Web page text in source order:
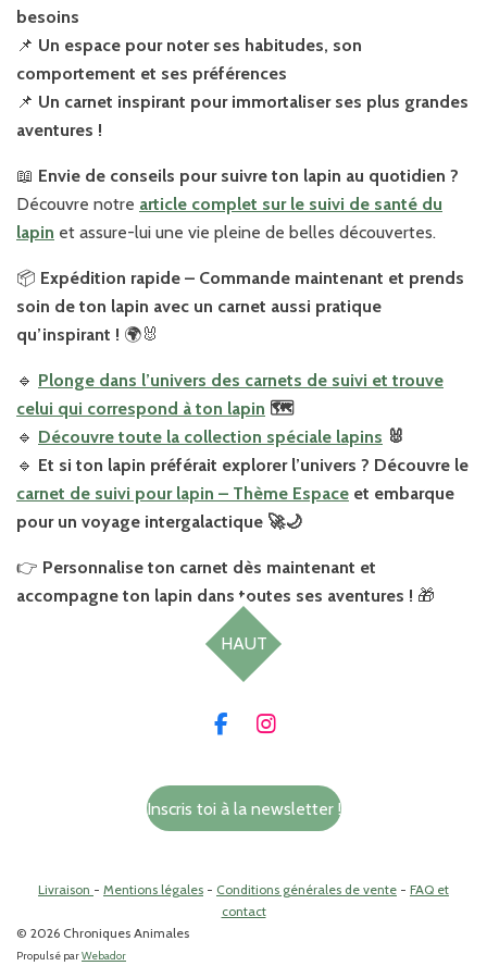
besoins
📌 Un espace pour noter ses habitudes, son
comportement et ses préférences
📌 Un carnet inspirant pour immortaliser ses plus grandes
aventures !
📖 Envie de conseils pour suivre ton lapin au quotidien ?
Découvre notre article complet sur le suivi de santé du
lapin et assure-lui une vie pleine de belles découvertes.
📦 Expédition rapide – Commande maintenant et prends
soin de ton lapin avec un carnet aussi pratique
qu’inspirant ! 🌍🐰
🔹 Plonge dans l’univers des carnets de suivi et trouve
celui qui correspond à ton lapin 🗺️
🔹 Découvre toute la collection spéciale lapins 🐰
🔹 Et si ton lapin préférait explorer l’univers ? Découvre le
carnet de suivi pour lapin – Thème Espace et embarque
pour un voyage intergalactique 🚀🌙
👉 Personnalise ton carnet dès maintenant et
accompagne ton lapin dans toutes ses aventures ! 🎁
HAUT
F
b
o
I
a
g
m
Inscris toi à la newsletter !
Livraison - Mentions légales - Conditions générales de vente - FAQ et
contact
© 2026 Chroniques Animales
Propulsé parWebador